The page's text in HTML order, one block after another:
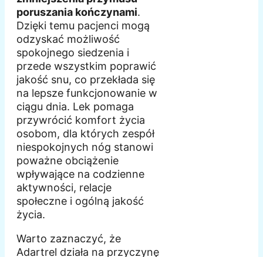
poruszania kończynami.
Dzięki temu pacjenci mogą
odzyskać możliwość
spokojnego siedzenia i
przede wszystkim poprawić
jakość snu, co przekłada się
na lepsze funkcjonowanie w
ciągu dnia. Lek pomaga
przywrócić komfort życia
osobom, dla których zespół
niespokojnych nóg stanowi
poważne obciążenie
wpływające na codzienne
aktywności, relacje
społeczne i ogólną jakość
życia.
Warto zaznaczyć, że
Adartrel działa na przyczynę